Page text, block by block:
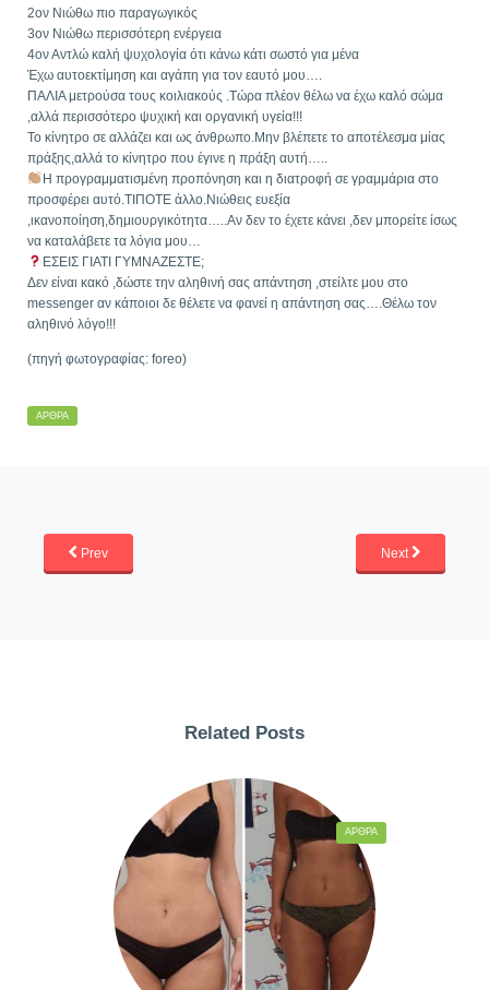
2ον Νιώθω πιο παραγωγικός
3ον Νιώθω περισσότερη ενέργεια
4ον Αντλώ καλή ψυχολογία ότι κάνω κάτι σωστό για μένα
Έχω αυτοεκτίμηση και αγάπη για τον εαυτό μου….
ΠΑΛΙΑ μετρούσα τους κοιλιακούς .Τώρα πλέον θέλω να έχω καλό σώμα
,αλλά περισσότερο ψυχική και οργανική υγεία!!!
Το κίνητρο σε αλλάζει και ως άνθρωπο.Μην βλέπετε το αποτέλεσμα μίας
πράξης,αλλά το κίνητρο που έγινε η πράξη αυτή…..
Η προγραμματισμένη προπόνηση και η διατροφή σε γραμμάρια στο
προσφέρει αυτό.ΤΙΠΟΤΕ άλλο.Νιώθεις ευεξία
,ικανοποίηση,δημιουργικότητα…..Αν δεν το έχετε κάνει ,δεν μπορείτε ίσως
να καταλάβετε τα λόγια μου…
ΕΣΕΙΣ ΓΙΑΤΙ ΓΥΜΝΑΖΕΣΤΕ;
Δεν είναι κακό ,δώστε την αληθινή σας απάντηση ,στείλτε μου στο
messenger αν κάποιοι δε θέλετε να φανεί η απάντηση σας….Θέλω τον
αληθινό λόγο!!!
(πηγή φωτογραφίας: foreo)
ΆΡΘΡΑ
Prev Next
Related Posts
ΆΡΘΡΑ